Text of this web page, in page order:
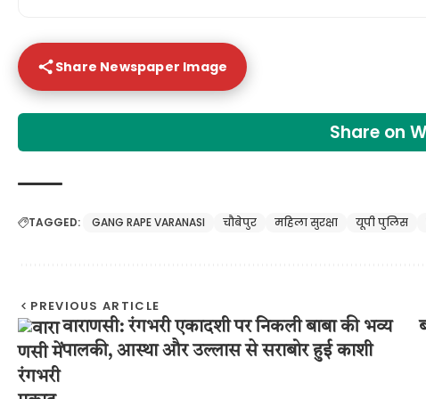
Share Newspaper Image
Share on
TAGGED: GANG RAPE VARANASI चौबेपुर महिला सुरक्षा यूपी पुलिस
PREVIOUS ARTICLE
वाराणसी: रंगभरी एकादशी पर निकली बाबा की भव्य
पालकी, आस्था और उल्लास से सराबोर हुई काशी